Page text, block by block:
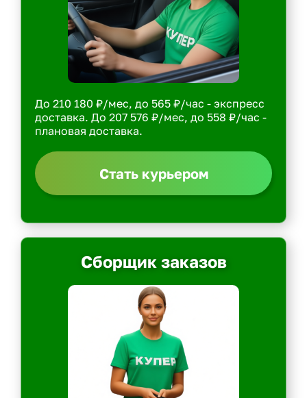
До 210 180 ₽/мес, до 565 ₽/час - экспресс
доставка. До 207 576 ₽/мес, до 558 ₽/час -
плановая доставка.
Стать курьером
Сборщик заказов